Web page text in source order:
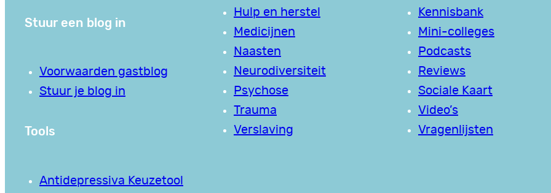
Stuur een blog in
Voorwaarden gastblog
Stuur je blog in
Tools
Antidepressiva Keuzetool
Hulp en herstel
Medicijnen
Naasten
Neurodiversiteit
Psychose
Trauma
Verslaving
Kennisbank
Mini-colleges
Podcasts
Reviews
Sociale Kaart
Video’s
Vragenlijsten